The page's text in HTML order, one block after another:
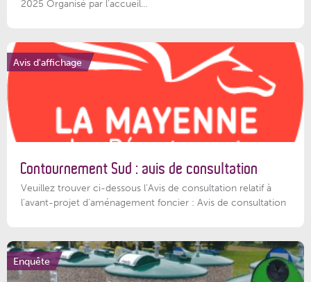
2025 Organisé par l’accueil...
Avis d'affichage
Contournement Sud : avis de consultation
Veuillez trouver ci-dessous l’Avis de consultation relatif à
l'avant-projet d'aménagement foncier : Avis de consultation
Enquête